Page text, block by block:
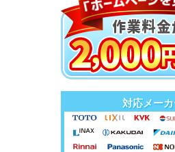
対応メー